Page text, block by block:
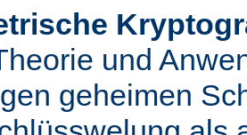
und
geheimen